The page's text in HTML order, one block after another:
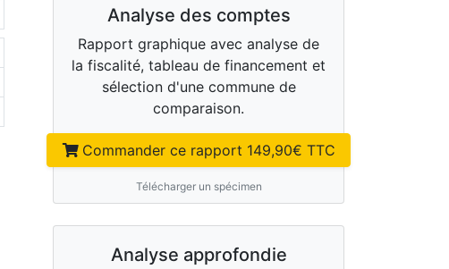
Analyse des comptes
Rapport graphique avec analyse de
la fiscalité, tableau de financement et
sélection d'une commune de
comparaison.
Commander ce rapport 149,90€ TTC
Télécharger un spécimen
Analyse approfondie